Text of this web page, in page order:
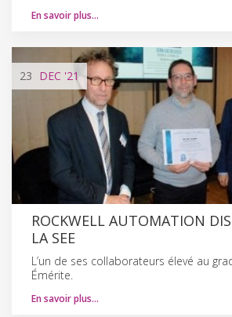
En savoir plus…
23 DEC '21
ROCKWELL AUTOMATION
LA SEE
L’un de ses collaborateurs élevé au
Émérite.
En savoir plus…